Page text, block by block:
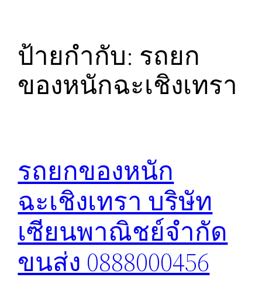
ป้ายกำกับ: รถยก
ของหนักฉะเชิงเทรา
รถยกของหนัก
ฉะเชิงเทรา บริษัท
เซียนพาณิชย์จำกัด
ขนส่ง 0888000456